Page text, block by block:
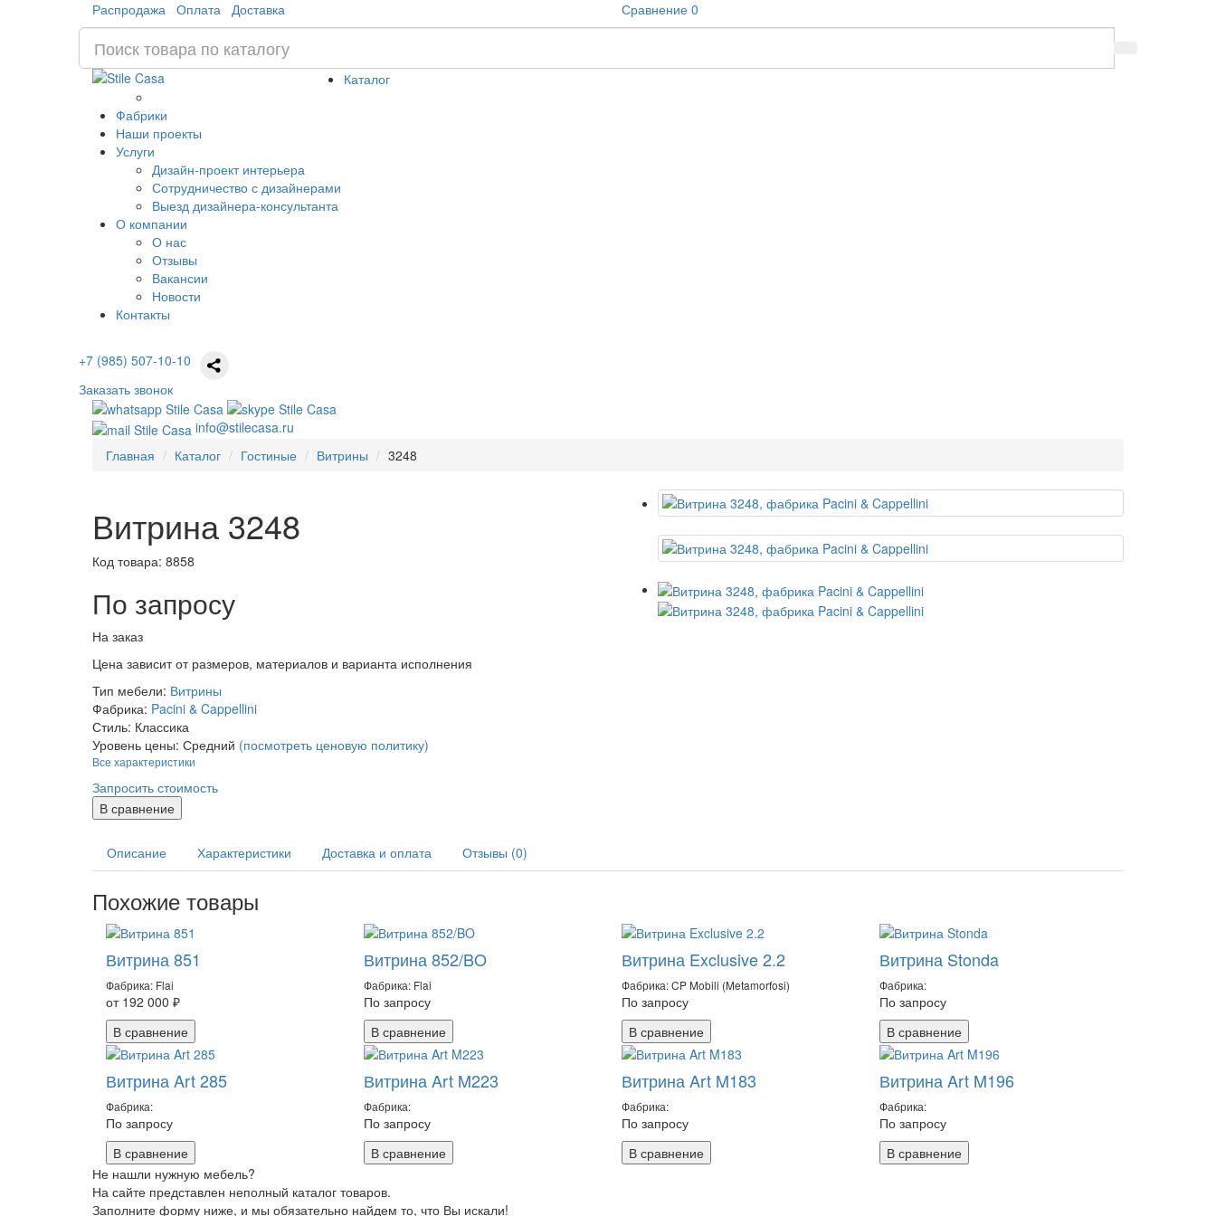
Распродажа Оплата Доставка Сравнение 0
Каталог
Фабрики
Наши проекты
Услуги
Дизайн-проект интерьера
Сотрудничество с дизайнерами
Выезд дизайнера-консультанта
О компании
О нас
Отзывы
Вакансии
Новости
Контакты
+7 (985) 507-10-10
Заказать звонок
info@stilecasa.ru
Главная
Каталог Гостиные Витрины 3248
Витрина 3248
Код товара: 8858
По запросу
На заказ
Цена зависит от размеров, материалов и варианта исполнения
Тип мебели: Витрины
Фабрика: Pacini & Cappellini
Стиль: Классика
Уровень цены: Средний (посмотреть ценовую политику)
Все характеристики
Запросить стоимость
В сравнение
Описание Характеристики Доставка и оплата Отзывы (0)
Похожие товары
Витрина 851
Фабрика: Flai
от 192 000 ₽
В сравнение
Витрина 852/BO
Фабрика: Flai
По запросу
В сравнение
Витрина Exclusive 2.2
Фабрика: CP Mobili (Metamorfosi)
По запросу
В сравнение
Витрина Stonda
Фабрика:
По запросу
В сравнение
Витрина Art 285
Фабрика:
По запросу
В сравнение
Витрина Art M223
Фабрика:
По запросу
В сравнение
Витрина Art M183
Фабрика:
По запросу
В сравнение
Витрина Art M196
Фабрика:
По запросу
В сравнение
Не нашли нужную мебель?
На сайте представлен неполный каталог товаров.
Заполните форму ниже, и мы обязательно найдем то, что Вы искали!